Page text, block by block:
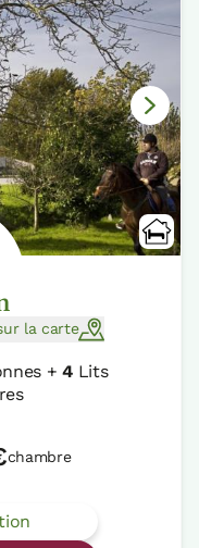
la carte
+4Lits
chambre